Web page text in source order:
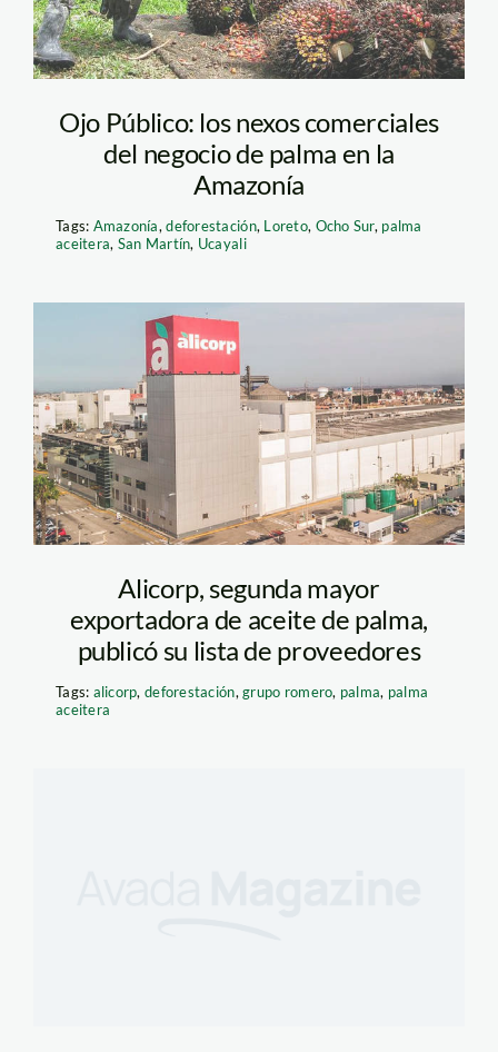
Ojo Público: los nexos comerciales
del negocio de palma en la
Amazonía
Tags: Amazonía,deforestación, Loreto, Ocho Sur, palma
aceitera, San Martín, Ucayali
alicorp foto ANDINA
Alicorp, segunda mayor
exportadora de aceite de palma,
publicó su lista de proveedores
Tags: alicorp,deforestación,grupo romero, palma, palma
aceitera